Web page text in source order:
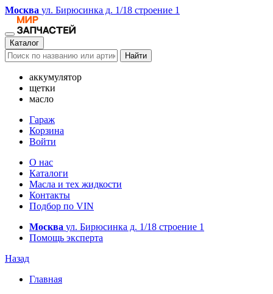
Москва ул. Бирюсинка д. 1/18 строение 1
Каталог
Найти
аккумулятор
щетки
масло
Гараж
Корзина
Войти
О нас
Каталоги
Масла и тех жидкости
Контакты
Подбор по VIN
Москва ул. Бирюсинка д. 1/18 строение 1
Помощь эксперта
Назад
Главная